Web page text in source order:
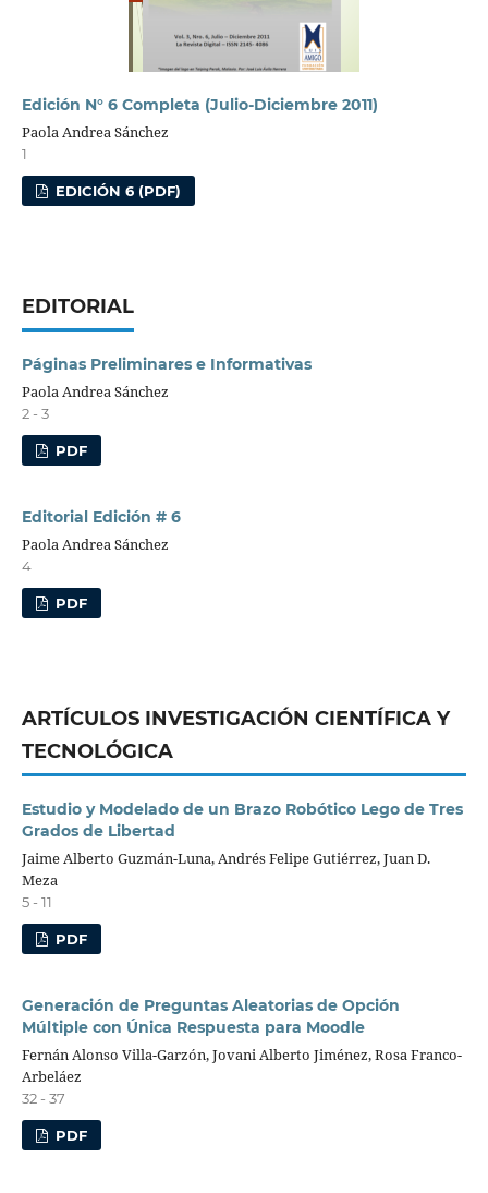
Edición N° 6 Completa (Julio-Diciembre 2011)
Paola Andrea Sánchez
1
EDICIÓN 6 (PDF)
EDITORIAL
Páginas Preliminares e Informativas
Paola Andrea Sánchez
2 - 3
PDF
Editorial Edición # 6
Paola Andrea Sánchez
4
PDF
ARTÍCULOS INVESTIGACIÓN CIENTÍFICA Y
TECNOLÓGICA
Estudio y Modelado de un Brazo Robótico Lego de Tres
Grados de Libertad
Jaime Alberto Guzmán-Luna, Andrés Felipe Gutiérrez, Juan D.
Meza
5 - 11
PDF
Generación de Preguntas Aleatorias de Opción
Múltiple con Única Respuesta para Moodle
Fernán Alonso Villa-Garzón, Jovani Alberto Jiménez, Rosa Franco-
Arbeláez
32 - 37
PDF